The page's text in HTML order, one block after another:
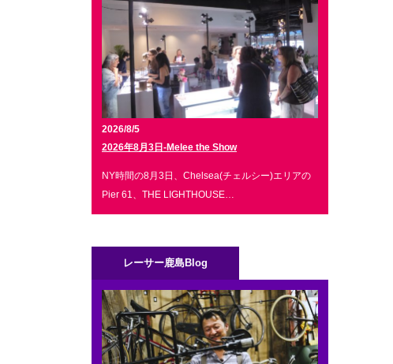
2026/8/5
2026年8月3日-Melee the Show
NY時間の8月3日、Chelsea(チェルシー)エリアの
Pier 61、THE LIGHTHOUSE…
レーサー鹿島Blog